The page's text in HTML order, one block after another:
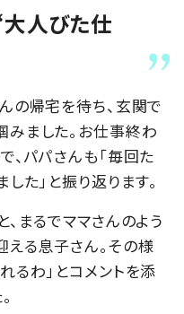
人びた仕
の帰宅を待ち、玄関で
ました。お仕事終わ
、パパさんも「毎回た
た」と振り返ります。
まるでママさんのよう
る息子さん。その様
るわ」とコメントを添